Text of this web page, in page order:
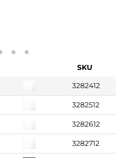
SKU
3282412
3282512
3282612
3282712